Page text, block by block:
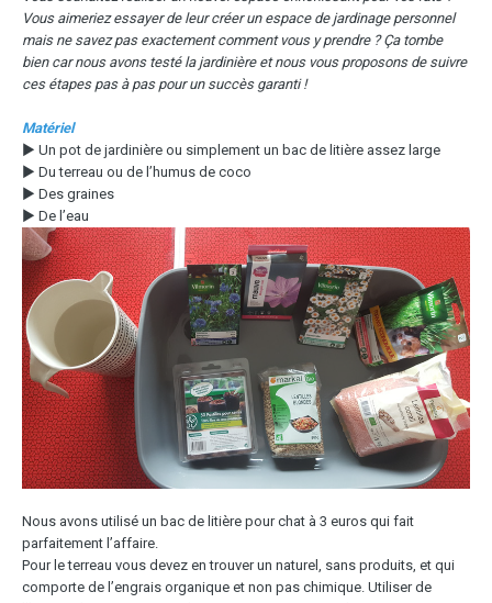
Vous aimeriez essayer de leur créer un espace de jardinage personnel
mais ne savez pas exactement comment vous y prendre ? Ça tombe
bien car nous avons testé la jardinière et nous vous proposons de suivre
ces étapes pas à pas pour un succès garanti !
Matériel
▶ Un pot de jardinière ou simplement un bac de litière assez large
▶ Du terreau ou de l’humus de coco
▶ Des graines
▶ De l’eau
Nous avons utilisé un bac de litière pour chat à 3 euros qui fait
parfaitement l’affaire.
Pour le terreau vous devez en trouver un naturel, sans produits, et qui
comporte de l’engrais organique et non pas chimique. Utiliser de